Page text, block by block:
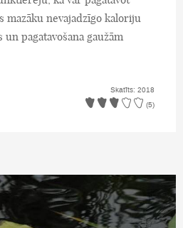
mazāku nevajadzīgo kaloriju
pagatavošana gaužām
Skatīts: 2018
(5)